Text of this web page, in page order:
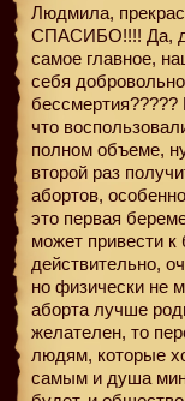
Людмила,
СПАСИБО!!!! Да,
самое главное,
себя
что
полном объеме,
второй раз
абортов,
это первая
может привести
действительно,
но физически не
аборта лучше
желателен, то
людям, которые
самым и душа